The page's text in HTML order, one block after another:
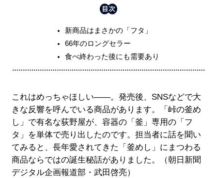
新商品はまさかの「フタ」
66年のロングセラー
食べ終わった後にも需要あり
これはめっちゃほしい――。発売後、SNSなどで大
きな反響を呼んでいる商品があります。「峠の釜め
し」で有名な荻野屋が、容器の「釜」専用の「フ
タ」を単体で売り出したのです。担当者に話を聞い
てみると、長年愛されてきた「釜めし」にまつわる
商品ならではの誕生秘話がありました。（朝日新聞
デジタル企画報道部・武田啓亮）